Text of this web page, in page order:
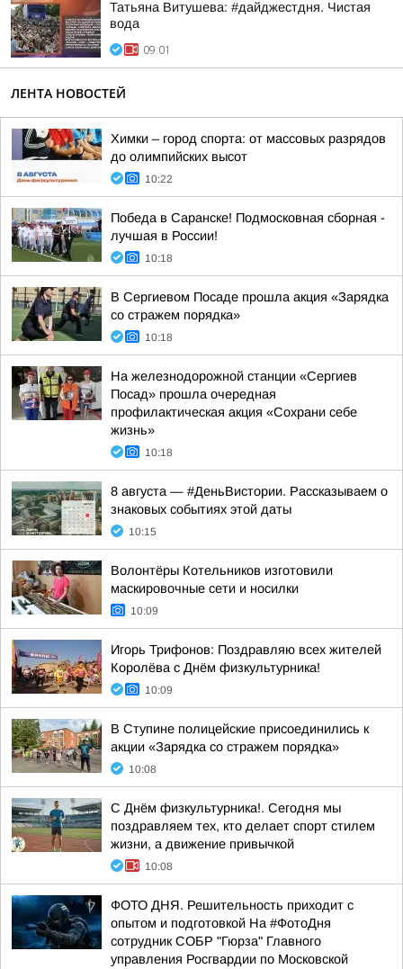
Татьяна Витушева: #дайджестдня. Чистая
вода
09:01
ЛЕНТА НОВОСТЕЙ
Химки – город спорта: от массовых разрядов
до олимпийских высот
10:22
Победа в Саранске! Подмосковная сборная -
лучшая в России!
10:18
В Сергиевом Посаде прошла акция «Зарядка
со стражем порядка»
10:18
На железнодорожной станции «Сергиев
Посад» прошла очередная
профилактическая акция «Сохрани себе
жизнь»
10:18
8 августа — #ДеньВистории. Рассказываем о
знаковых событиях этой даты
10:15
Волонтёры Котельников изготовили
маскировочные сети и носилки
10:09
Игорь Трифонов: Поздравляю всех жителей
Королёва с Днём физкультурника!
10:09
В Ступине полицейские присоединились к
акции «Зарядка со стражем порядка»
10:08
С Днём физкультурника!. Сегодня мы
поздравляем тех, кто делает спорт стилем
жизни, а движение привычкой
10:08
ФОТО ДНЯ. Решительность приходит с
опытом и подготовкой На #ФотоДня
сотрудник СОБР "Гюрза" Главного
управления Росгвардии по Московской